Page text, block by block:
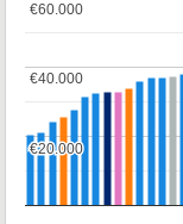
€20.000
€20.000
€40.000
€40.000
€60.000
€60.000